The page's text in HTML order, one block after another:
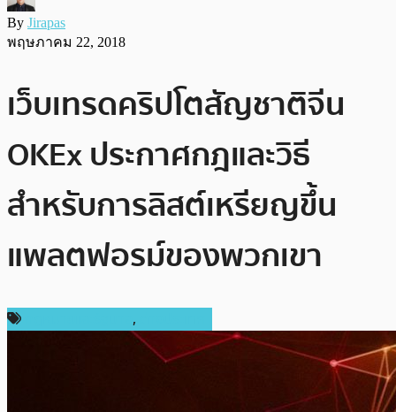
By Jirapas
พฤษภาคม 22, 2018
เว็บเทรดคริปโตสัญชาติจีน
OKEx ประกาศกฎและวิธี
สำหรับการลิสต์เหรียญขึ้น
แพลตฟอรม์ของพวกเขา
,